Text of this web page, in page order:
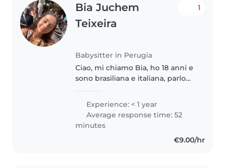
Bia Juchem
Teixeira
Babysitter in Perugia
1
Ciao, mi chiamo Bia, ho 18 anni e
sono brasiliana e italiana, parlo
bambini e ho esperienza di
avere una sorella minore, ma
sono..
Experience: < 1 year
Average response time: 52
minutes
€9.00/hr